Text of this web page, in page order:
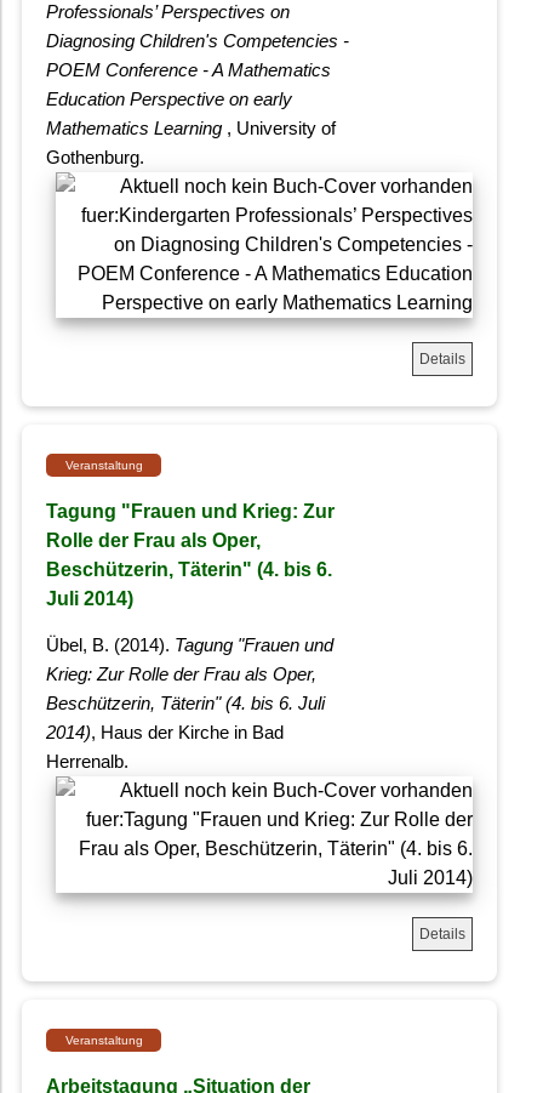
Professionals’ Perspectives on
Diagnosing Children's Competencies -
POEM Conference - A Mathematics
Education Perspective on early
Mathematics Learning , University of
Gothenburg.
Details
Veranstaltung
Tagung "Frauen und Krieg: Zur
Rolle der Frau als Oper,
Beschützerin, Täterin" (4. bis 6.
Juli 2014)
Übel, B. (2014). Tagung "Frauen und
Krieg: Zur Rolle der Frau als Oper,
Beschützerin, Täterin" (4. bis 6. Juli
2014), Haus der Kirche in Bad
Herrenalb.
Details
Veranstaltung
Arbeitstagung „Situation der